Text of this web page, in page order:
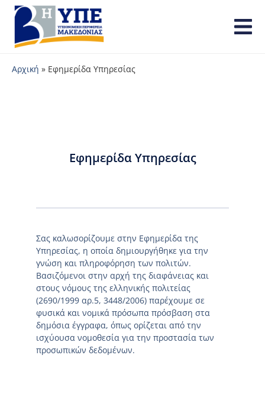
Αρχική » Εφημερίδα Υπηρεσίας
Εφημερίδα Υπηρεσίας
Σας καλωσορίζουμε στην Εφημερίδα της
Υπηρεσίας, η οποία δημιουργήθηκε για την
γνώση και πληροφόρηση των πολιτών.
Βασιζόμενοι στην αρχή της διαφάνειας και
στους νόμους της ελληνικής πολιτείας
(2690/1999 αρ.5, 3448/2006) παρέχουμε σε
φυσικά και νομικά πρόσωπα πρόσβαση στα
δημόσια έγγραφα, όπως ορίζεται από την
ισχύουσα νομοθεσία για την προστασία των
προσωπικών δεδομένων.